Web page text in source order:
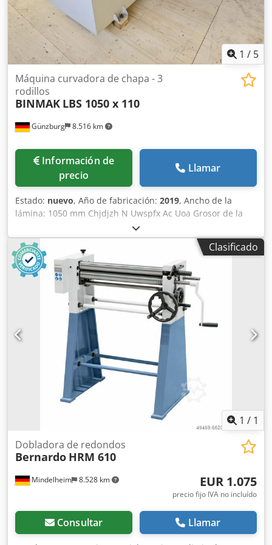
1 / 5
Günzburg 8.516 km
Máquina curvadora de chapa - 3
rodillos
BINMAK LBS 1050 x 110
Información de
precio
Llamar
Estado: nuevo, Año de fabricación: 2019, Ancho de la
lámina: 1050 mm Chjdjzh N Uwspfx Ac Uoa Grosor de la
lámina: 4,0 mm Diámetro del rodillo: 110 mm Potencia
total necesaria: 2,2 kW
Clasificado
1 / 1
Mindelheim 8.528 km
Dobladora de redondos
Bernardo HRM 610
EUR 1.075
precio fijo IVA no incluído
Consultar Llamar